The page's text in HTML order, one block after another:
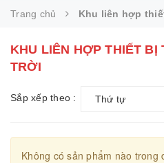
Trang chủ Khu liên hợp
KHU LIÊN HỢP THIẾT BỊ
TRỜI
Sắp xếp theo : Thứ tự
Không có sản phẩm nào trong